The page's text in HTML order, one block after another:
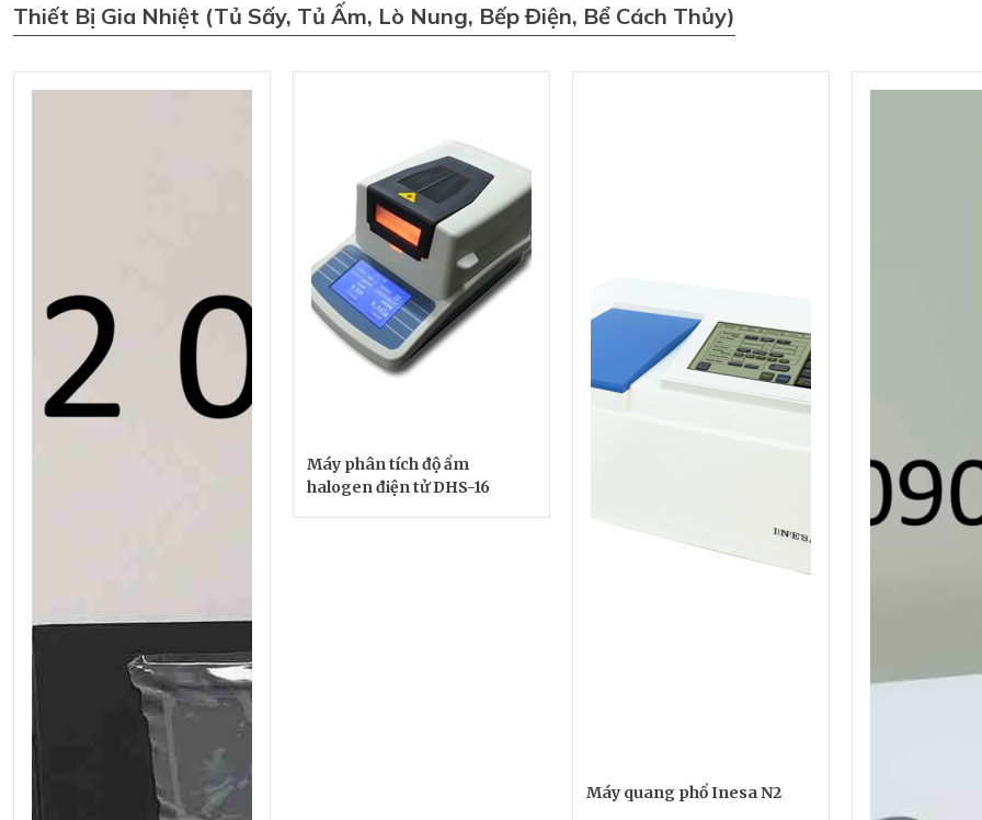
Thiết Bị Gia Nhiệt (tủ Sấy, Tủ Ấm, Lò Nung, Bếp Điện, Bể Cách Thủy)
Máy phân tích độ ẩm
halogen điện tử DHS-16
Máy quang phổ Inesa N2